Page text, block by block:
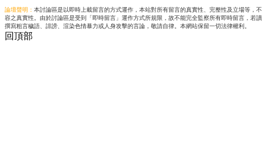
論壇聲明： 本討論區是以即時上載留言的方式運作，本站對所有留言的真實性、完整性及立場等
容之真實性。由於討論區是受到「即時留言」運作方式所規限，故不能完全監察所有即時留言，
撰寫粗言穢語、誹謗、渲染色情暴力或人身攻擊的言論，敬請自律。本網站保留一切法律權利。
回頂部